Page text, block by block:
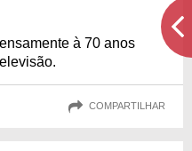
à 70 anos
COMPARTILHAR